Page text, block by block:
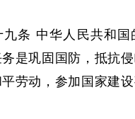
中华人民共和国
是巩固国防，抵抗
劳动，参加国家建